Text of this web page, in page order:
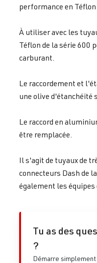
performance en
À utiliser avec les
Téflon de la série 600
carburant.
Le raccordement et
une olive d'étanchéité
Le raccord en
être remplacée.
Il s'agit de tuyaux de
connecteurs Dash de
également les équipes
Tu as des
?
Démarre